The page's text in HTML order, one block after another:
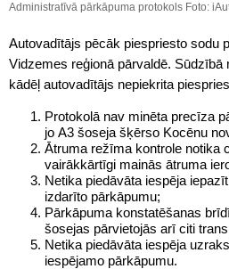
Administratīvā pārkāpuma protokols Foto:
Autovadītājs pēcāk piespriesto sodu
Vidzemes reģionā pārvaldē. Sūdzībā
kādēļ autovadītājs nepiekrita
Protokolā nav minēta precīza
jo A3 šoseja šķērso Kocēnu
Ātruma režīma kontrole notika
vairākkārtīgi mainās ātruma
Netika piedāvāta iespēja
izdarīto pārkāpumu;
Pārkāpuma konstatēšanas
šosejas pārvietojās arī citi
Netika piedāvāta iespēja
iespējamo pārkāpumu.